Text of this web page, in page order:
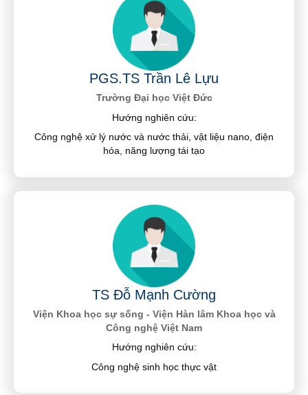
PGS.TS Trần Lê Lựu
Trường Đại học Việt Đức
Hướng nghiên cứu:
Công nghệ xử lý nước và nước thải, vật liệu nano, điện
hóa, năng lượng tái tạo
TS Đỗ Mạnh Cường
Viện Khoa học sự sống - Viện Hàn lâm Khoa học và
Công nghệ Việt Nam
Hướng nghiên cứu:
Công nghệ sinh học thực vật